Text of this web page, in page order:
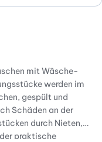
mit Wäsche-
werden im
gespült und
Schäden an der
durch Nieten,
praktische